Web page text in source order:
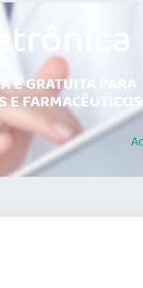
E GRATUITA PARA
E